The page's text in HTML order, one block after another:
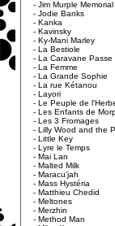
- Jim Murple Memorial
- Jodie Banks
- Kanka
- Kavinsky
- Ky-Mani Marley
- La Bestiole
- La Caravane Passe
- La Femme
- La Grande Sophie
- La rue Kétanou
- Layori
- Le Peuple de
- Les Enfants de
- Les 3 Fromages
- Lilly Wood and the
- Little Key
- Lyre le Temps
- Mai Lan
- Malted Milk
- Maracu'jah
- Mass Hystéria
- Matthieu Chedid
- Meltones
- Merzhin
- Method Man